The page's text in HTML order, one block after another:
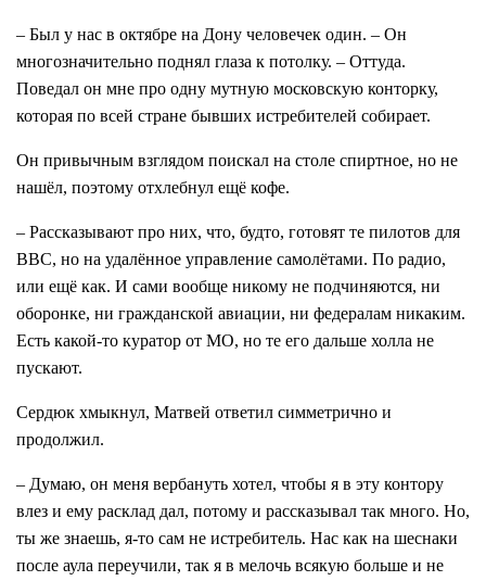
– Был у нас в октябре на Дону человечек один. – Он
многозначительно поднял глаза к потолку. – Оттуда.
Поведал он мне про одну мутную московскую конторку,
которая по всей стране бывших истребителей собирает.
Он привычным взглядом поискал на столе спиртное, но не
нашёл, поэтому отхлебнул ещё кофе.
– Рассказывают про них, что, будто, готовят те пилотов для
ВВС, но на удалённое управление самолётами. По радио,
или ещё как. И сами вообще никому не подчиняются, ни
оборонке, ни гражданской авиации, ни федералам никаким.
Есть какой-то куратор от МО, но те его дальше холла не
пускают.
Сердюк хмыкнул, Матвей ответил симметрично и
продолжил.
– Думаю, он меня вербануть хотел, чтобы я в эту контору
влез и ему расклад дал, потому и рассказывал так много. Но,
ты же знаешь, я-то сам не истребитель. Нас как на шеснаки
после аула переучили, так я в мелочь всякую больше и не